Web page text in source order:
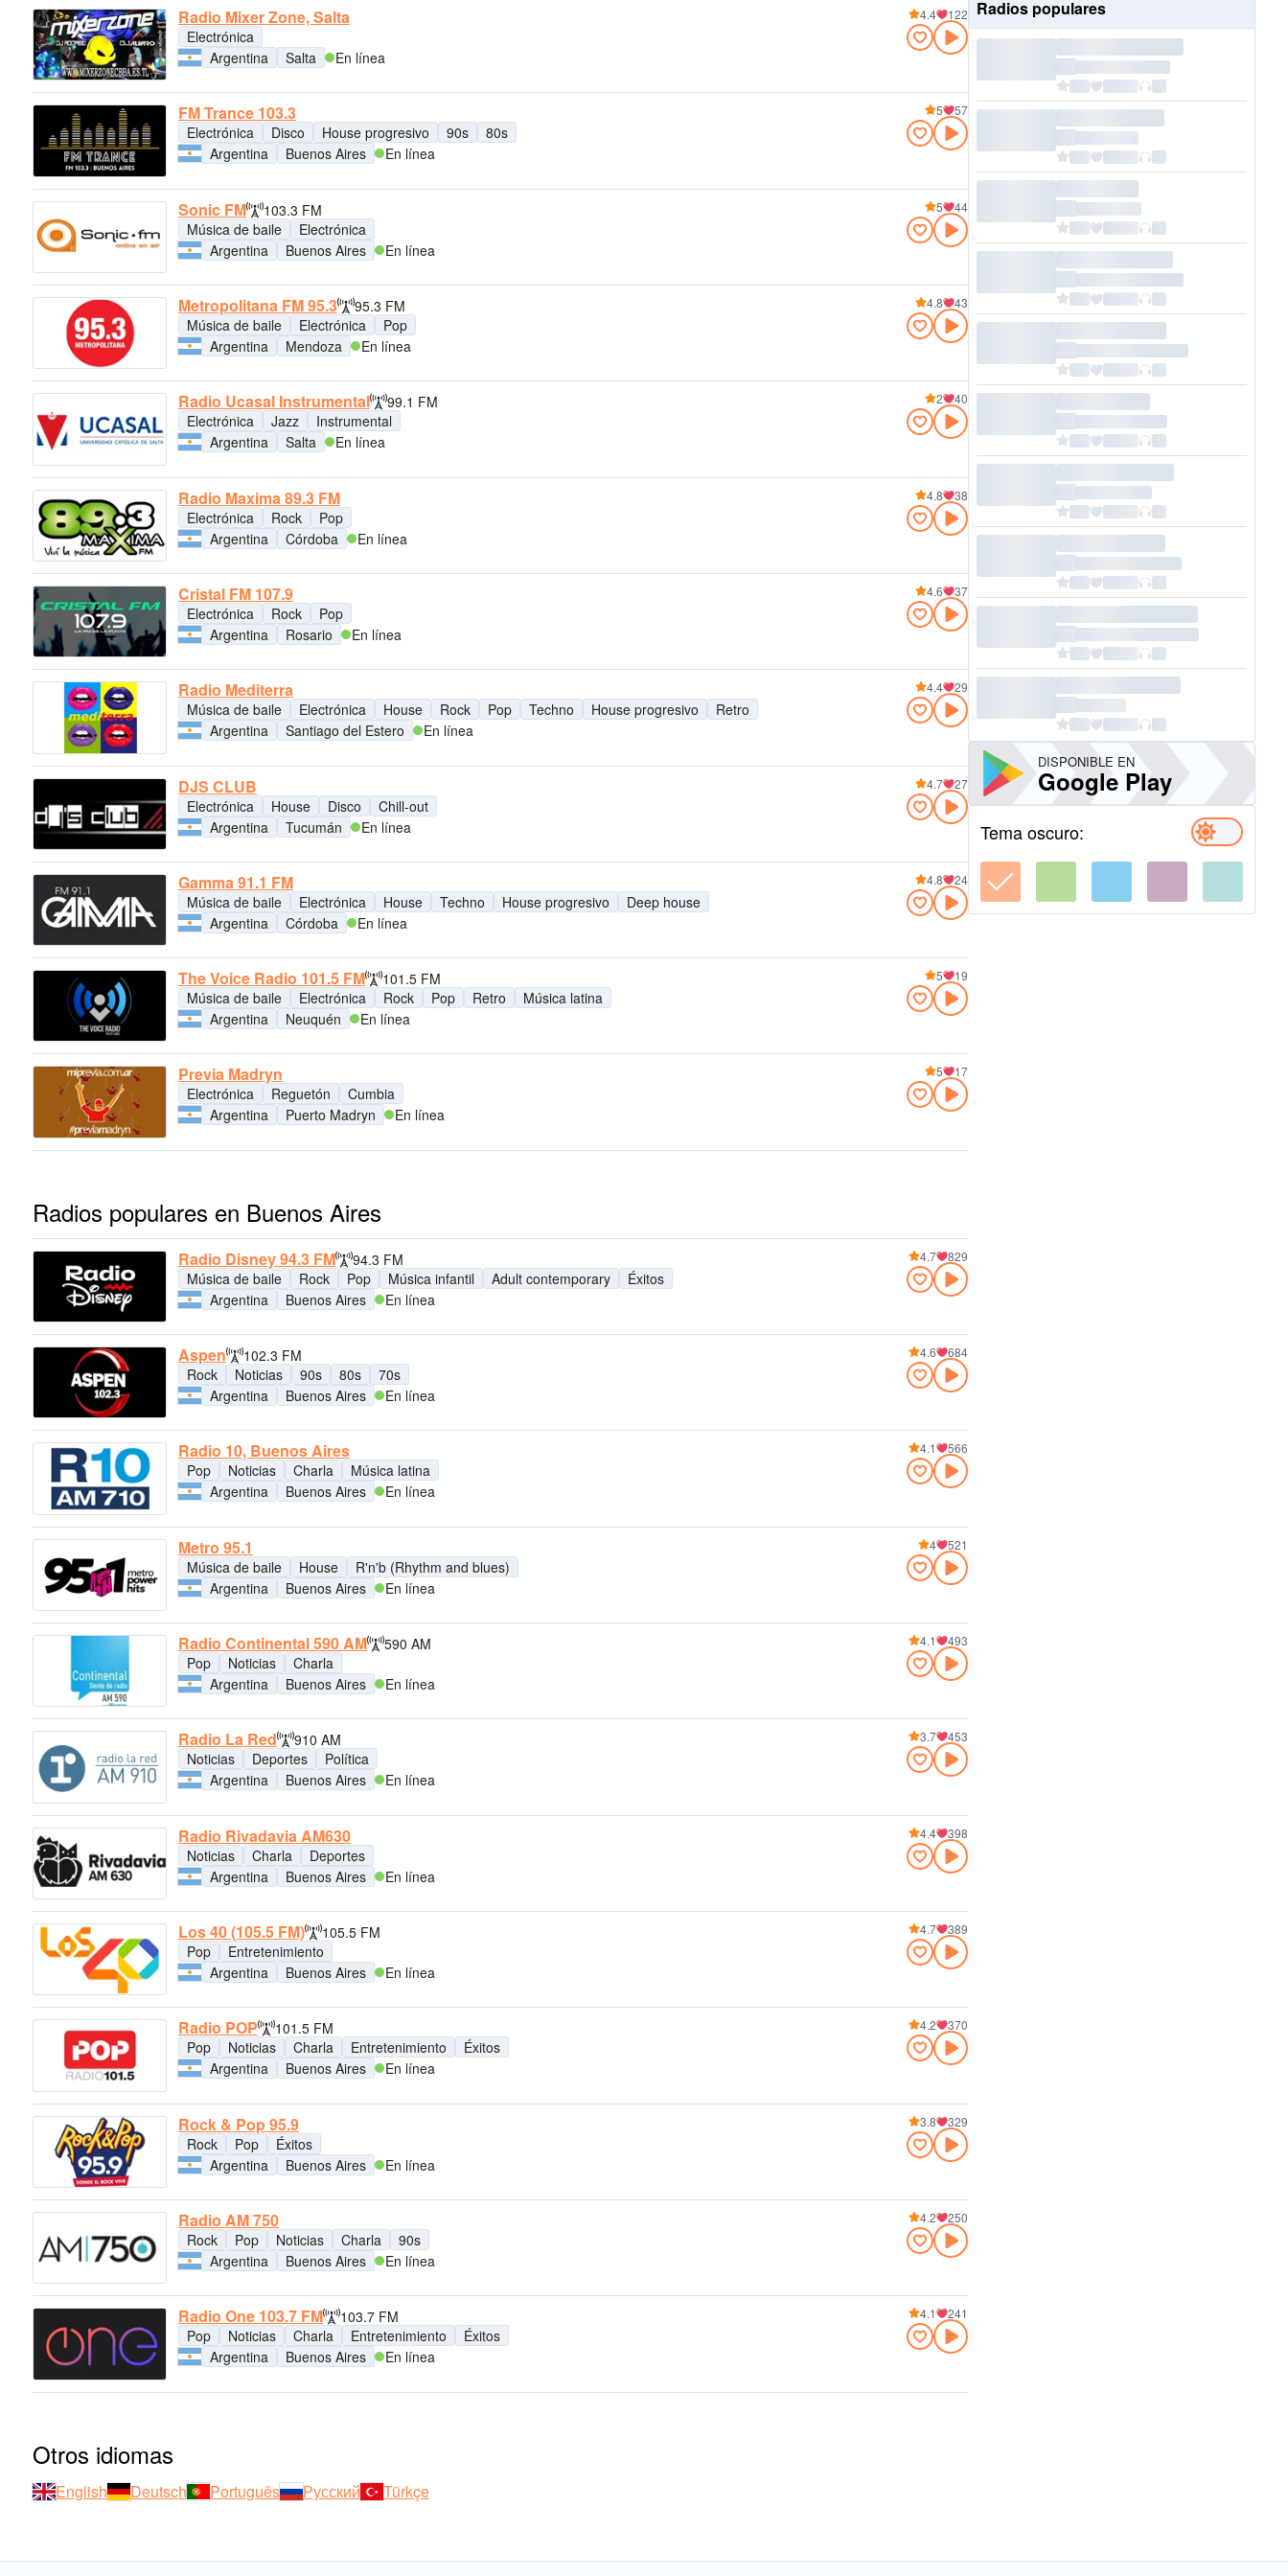
Radio Mixer Zone, Salta
Electrónica
Argentina
Salta En línea
4.4 122
FM Trance 103.3
Electrónica Disco House progresivo 90s
80s
Argentina
Buenos Aires En línea
5 57
Sonic FM
103.3 FM
Música de baile
Electrónica
Argentina
Buenos Aires En línea
5 44
Metropolitana FM 95.3
95.3 FM
Música de baile
Electrónica
Pop
Argentina
Mendoza En línea
4.8 43
Radio Ucasal Instrumental
99.1 FM
Electrónica
Jazz
Instrumental
Argentina
Salta En línea
2 40
Radio Maxima 89.3 FM
Electrónica Rock
Pop
Argentina
Córdoba En línea
4.8 38
Cristal FM 107.9
Electrónica Rock
Pop
Argentina
Rosario En línea
4.6 37
Radio Mediterra
Música de baile Electrónica House Rock Pop Techno House progresivo
Retro
Argentina
Santiago del Estero En línea
4.4 29
DJS CLUB
Electrónica House Disco
Chill-out
Argentina
Tucumán En línea
4.7 27
Gamma 91.1 FM
Música de baile Electrónica House Techno House progresivo
Deep house
Argentina
Córdoba En línea
4.8 24
The Voice Radio 101.5 FM
101.5 FM
Música de baile
Electrónica Rock Pop Retro
Música latina
Argentina
Neuquén En línea
5 19
Previa Madryn
Electrónica Reguetón
Cumbia
Argentina
Puerto Madryn En línea
5 17
Radios populares en Buenos Aires
Radio Disney 94.3 FM
94.3 FM
Música de baile
Rock Pop Música infantil Adult contemporary
Éxitos
Argentina
Buenos Aires En línea
4.7 829
Aspen
102.3 FM
Rock
Noticias 90s 80s
70s
Argentina
Buenos Aires En línea
4.6 684
Radio 10, Buenos Aires
Pop Noticias Charla
Música latina
Argentina
Buenos Aires En línea
4.1 566
Metro 95.1
Música de baile House
R'n'b (Rhythm and blues)
Argentina
Buenos Aires En línea
4 521
Radio Continental 590 AM
590 AM
Pop
Noticias
Charla
Argentina
Buenos Aires En línea
4.1 493
Radio La Red
910 AM
Noticias
Deportes
Política
Argentina
Buenos Aires En línea
3.7 453
Radio Rivadavia AM630
Noticias Charla
Deportes
Argentina
Buenos Aires En línea
4.4 398
Los 40 (105.5 FM)
105.5 FM
Pop
Entretenimiento
Argentina
Buenos Aires En línea
4.7 389
Radio POP
101.5 FM
Pop
Noticias Charla Entretenimiento
Éxitos
Argentina
Buenos Aires En línea
4.2 370
Rock & Pop 95.9
Rock Pop
Éxitos
Argentina
Buenos Aires En línea
3.8 329
Radio AM 750
Rock Pop Noticias Charla
90s
Argentina
Buenos Aires En línea
4.2 250
Radio One 103.7 FM
103.7 FM
Pop
Noticias Charla Entretenimiento
Éxitos
Argentina
Buenos Aires En línea
4.1 241
Otros idiomas
English Deutsch Português Русский Türkçe
Radios populares
DISPONIBLE EN
Google Play
Tema oscuro: